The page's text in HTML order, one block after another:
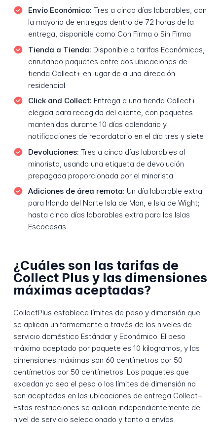
Envío Económico: Tres a cinco días laborables, con
la mayoría de entregas dentro de 72 horas de la
entrega, disponible como Con Firma o Sin Firma
Tienda a Tienda: Disponible a tarifas Económicas,
enrutando paquetes entre dos ubicaciones de
tienda Collect+ en lugar de a una dirección
residencial
Click and Collect: Entrega a una tienda Collect+
elegida para recogida del cliente, con paquetes
mantenidos durante 10 días calendario y
notificaciones de recordatorio en el día tres y siete
Devoluciones: Tres a cinco días laborables al
minorista, usando una etiqueta de devolución
prepagada proporcionada por el minorista
Adiciones de área remota: Un día laborable extra
para Irlanda del Norte Isla de Man, e Isla de Wight;
hasta cinco días laborables extra para las Islas
Escocesas
¿Cuáles son las tarifas de
Collect Plus y las dimensiones
máximas aceptadas?
CollectPlus establece límites de peso y dimensión que
se aplican uniformemente a través de los niveles de
servicio doméstico Estándar y Económico. El peso
máximo aceptado por paquete es 10 kilogramos, y las
dimensiones máximas son 60 centímetros por 50
centímetros por 50 centímetros. Los paquetes que
excedan ya sea el peso o los límites de dimensión no
son aceptados en las ubicaciones de entrega Collect+.
Estas restricciones se aplican independientemente del
nivel de servicio seleccionado y tanto a envíos